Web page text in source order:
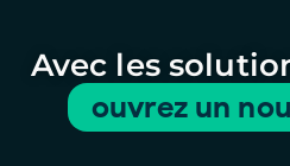
Avec les